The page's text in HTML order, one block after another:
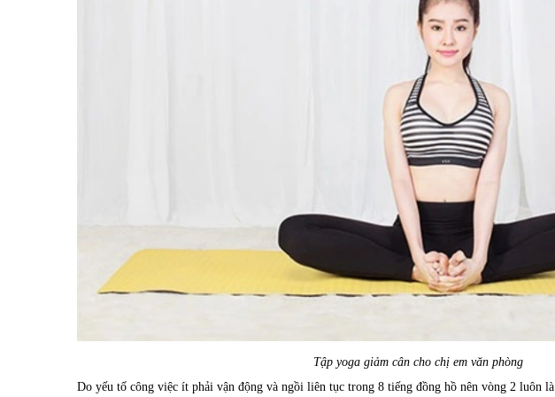
Tập yoga giảm cân cho chị em văn phòng
Do yếu tố công việc ít phải vận động và ngồi liên tục trong 8 tiếng đồng hồ nên vòng 2 luôn